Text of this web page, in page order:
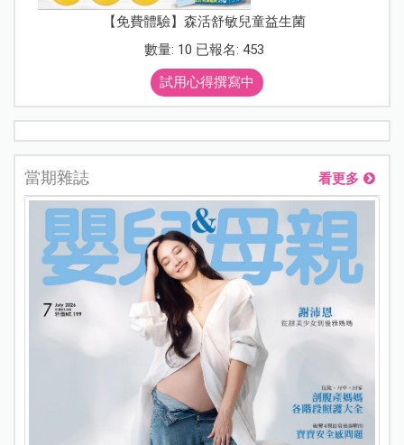
【免費體驗】森活舒敏兒童益生菌
數量: 10 已報名: 453
試用心得撰寫中
當期雜誌 看更多